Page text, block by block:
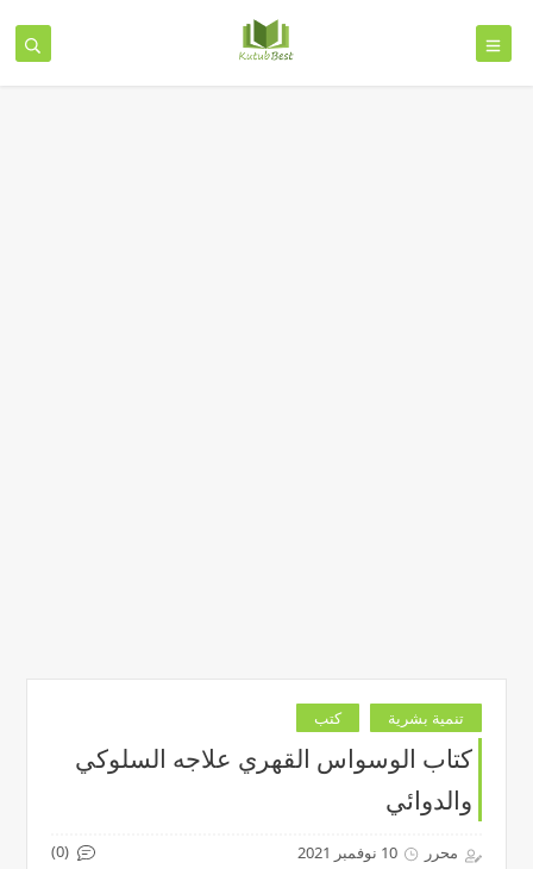
تنمية بشرية كتب
كتاب الوسواس القهري علاجه السلوكي
والدوائي
محرر 10 نوفمبر 2021 (0)